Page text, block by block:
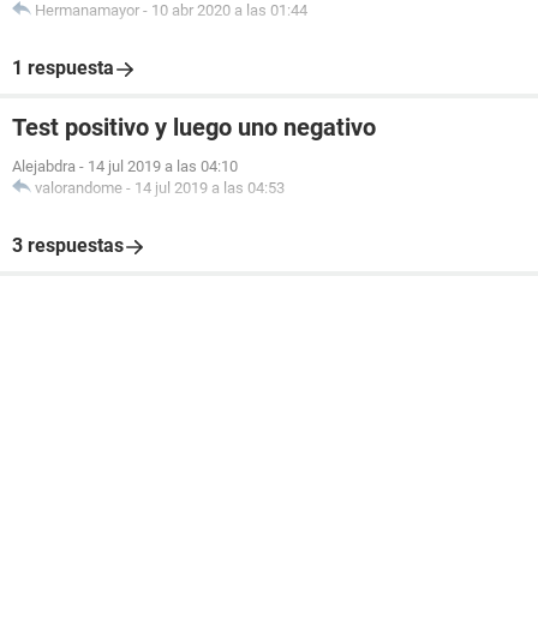
Hermanamayor - 10 abr 2020 a las 01:44
1 respuesta
Test positivo y luego uno negativo
Alejabdra - 14 jul 2019 a las 04:10
valorandome - 14 jul 2019 a las 04:53
3 respuestas